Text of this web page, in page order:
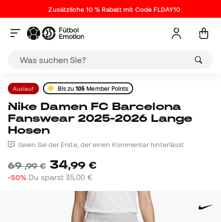
Zusätzliche 10 % Rabatt mit Code FLDAY10
Auslauf Bis zu105 Member Points
Nike Damen FC Barcelona
Fanswear 2025-2026 Lange
Hosen
Seien Sie der Erste, der einen Kommentar hinterlässt
69,99 € 34,99 €
-50% Du sparst35,00 €